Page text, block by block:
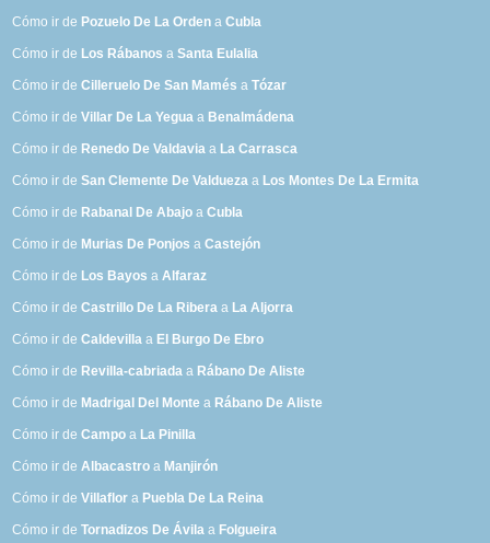
Cómo ir de Pozuelo De La Orden aCubla
Cómo ir de Los Rábanos aSanta Eulalia
Cómo ir deCilleruelo De San Mamés aTózar
Cómo ir deVillar De La Yegua a Benalmádena
Cómo ir de Renedo De Valdavia a La Carrasca
Cómo ir deSan Clemente De Valdueza a Los Montes De La Ermita
Cómo ir de Rabanal De Abajo aCubla
Cómo ir de Murias De Ponjos aCastejón
Cómo ir de Los Bayos aAlfaraz
Cómo ir deCastrillo De La Ribera a La Aljorra
Cómo ir deCaldevilla a El Burgo De Ebro
Cómo ir de Revilla-cabriada a Rábano De Aliste
Cómo ir de Madrigal Del Monte a Rábano De Aliste
Cómo ir deCampo a La Pinilla
Cómo ir deAlbacastro a Manjirón
Cómo ir deVillaflor a Puebla De La Reina
Cómo ir deTornadizos De Ávila a Folgueira